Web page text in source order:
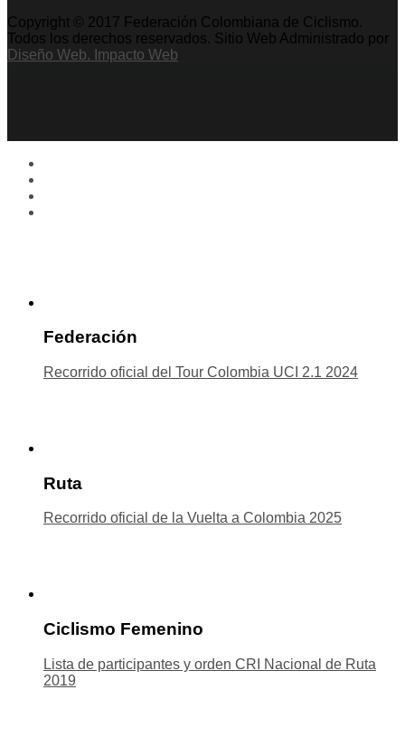
Copyright © 2017 Federación Colombiana de Ciclismo.
Todos los derechos reservados. Sitio Web Administrado por
Diseño Web. Impacto Web
Federación
Recorrido oficial del Tour Colombia UCI 2.1 2024
Ruta
Recorrido oficial de la Vuelta a Colombia 2025
Ciclismo Femenino
Lista de participantes y orden CRI Nacional de Ruta
2019